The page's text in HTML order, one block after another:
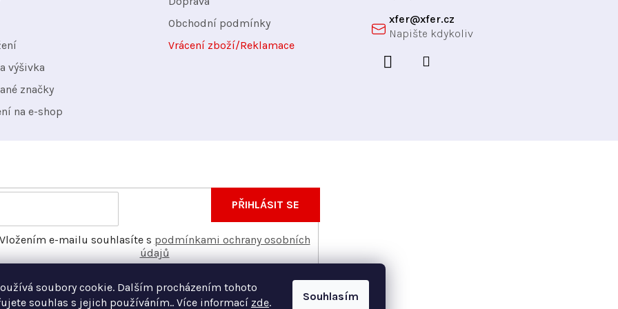
soubory cookie. Dalším procházením tohoto
souhlas s jejich používáním.. Více informací zde. Souhlasím
výšivka
značky
na e-shop
Obchodní podmínky
Vrácení zboží/Reklamace
xfer@xfer.cz
o nových produktech na našem e-shopu.
Vložením e-mailu souhlasíte s podmínkami ochrany osobních
údajů
PŘIHLÁSIT SE